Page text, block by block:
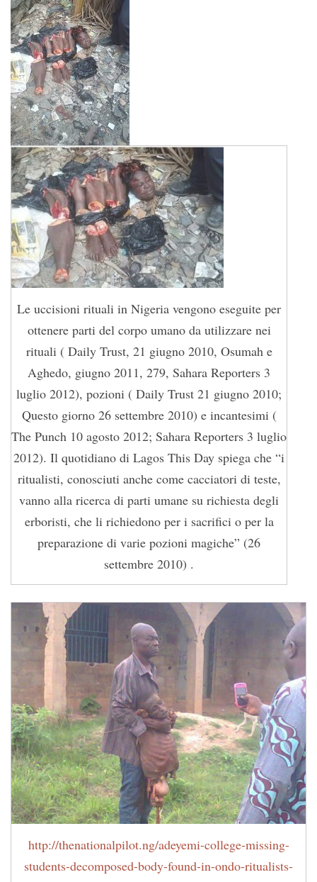
Le uccisioni rituali in Nigeria vengono eseguite per
ottenere parti del corpo umano da utilizzare nei
rituali ( Daily Trust, 21 giugno 2010, Osumah e
Aghedo, giugno 2011, 279, Sahara Reporters 3
luglio 2012), pozioni ( Daily Trust 21 giugno 2010;
Questo giorno 26 settembre 2010) e incantesimi (
The Punch 10 agosto 2012; Sahara Reporters 3 luglio
2012). Il quotidiano di Lagos This Day spiega che “i
ritualisti, conosciuti anche come cacciatori di teste,
vanno alla ricerca di parti umane su richiesta degli
erboristi, che li richiedono per i sacrifici o per la
preparazione di varie pozioni magiche” (26
settembre 2010) .
http://thenationalpilot.ng/adeyemi-college-missing-
students-decomposed-body-found-in-ondo-ritualists-